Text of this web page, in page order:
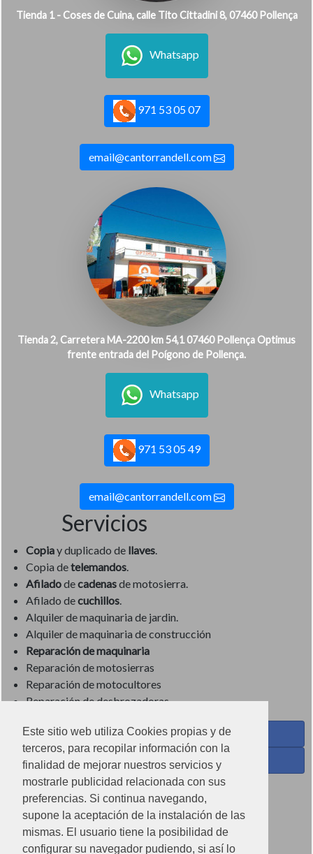
Este sitio web utiliza Cookies propias y de
terceros, para recopilar información con la
finalidad de mejorar nuestros servicios y
mostrarle publicidad relacionada con sus
preferencias. Si continua navegando,
supone la aceptación de la instalación de las
mismas. El usuario tiene la posibilidad de
configurar su navegador pudiendo, si así lo
Tienda 1 - Coses de Cuina, calle Tito Cittadini 8, 07460 Pollença
Whatsapp
971 53 05 07
email@cantorrandell.com
Tienda 2, Carretera MA-2200 km 54,1 07460 Pollença Optimus
frente entrada del Poígono de Pollença.
Whatsapp
971 53 05 49
email@cantorrandell.com
Servicios
Copiay duplicado de llaves.
Copia detelemandos.
Afiladodecadenasde motosierra.
Afilado decuchillos.
Alquiler de maquinaria de jardin.
Alquiler de maquinaria de construcción
Reparación de maquinaria
Reparación de motosierras
Reparación de motocultores
Reparación de desbrozadoras
Coses de Cuina - Menaje y hogar en Facebook
Ferreteria Torrandell en Facebook
Coses de Cuina en Instagram
Condiciones de uso
Poítica de redes sociales